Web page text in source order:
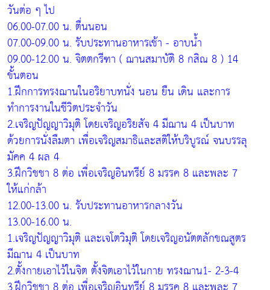
วันต่อ ๆ ไป
06.00-07.00 น. ตื่นนอน
07.00-09.00 น. รับประทานอาหารเช้า - อาบน้ำ
09.00-12.00 น. จิตตกรีฑา ( ฌานสมาบัติ 8 กสิณ 8 ) 14
ขั้นตอน
1.ฝึกการทรงฌานในอริยาบทนั่ง นอน ยืน เดิน และการ
ทำการงานในชีวิตประจำวัน
2.เจริญปัญญาวิมุติ โดยเจริญอริยสัจ 4 มีฌาน 4 เป็นบาท
ด้วยการนั่งลืมตา เพื่อเจริญสมาธิและสติให้บริบูรณ์ จนบรรลุ
มัคค 4 ผล 4
3.ฝึกวิชชา 8 ต่อ เพื่อเจริญอินทรีย์ 8 มรรค 8 และพละ 7
ให้แก่กล้า
12.00-13.00 น. รับประทานอาหารกลางวัน
13.00-16.00 น.
1.เจริญปัญญาวิมุติ และเจโตวิมุติ โดยเจริญอนัตตลักขณสูตร
มีฌาน 4 เป็นบาท
2.ตั้งกายเอาไว้ในจิต ตั้งจิตเอาไว้ในกาย ทรงฌาน1- 2-3-4